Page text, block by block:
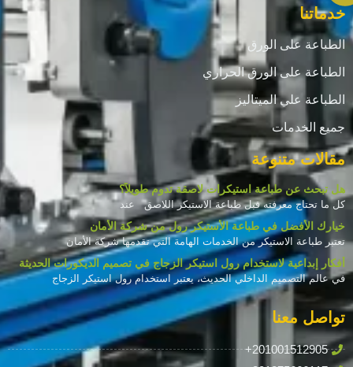
خدماتنا
الطباعة على الورق
الطباعة على الورق الحراري
الطباعة علي الميتاليز
جميع الخدمات
مقالات متنوعة
هل تبحث عن طباعة استيكرات لاصقة تدوم طويلاً؟
كل ما تحتاج معرفته قبل طباعة الاستيكر اللاصق عند
خيارك الأفضل في طباعة الأستيكر رول من شركة الأمان
تعتبر طباعة الاستيكر من الخدمات الهامة التي تقدمها شركة الأمان
أفكار إبداعية لاستخدام رول استيكر الزجاج في تصميم الديكورات الحديثة
في عالم التصميم الداخلي الحديث، يعتبر استخدام رول استيكر الزجاج
تواصل معنا
+201001512905